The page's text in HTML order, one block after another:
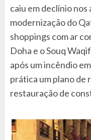
caiu em declínio nos
modernização do
shoppings com ar
Doha e o Souq
após um incêndio
prática um plano de
restauração de